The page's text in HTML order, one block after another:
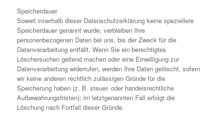
Speicherdauer
Soweit innerhalb dieser Datenschutzerklärung keine speziellere
Speicherdauer genannt wurde, verbleiben Ihre
personenbezogenen Daten bei uns, bis der Zweck für die
Datenverarbeitung entfällt. Wenn Sie ein berechtigtes
Löschersuchen geltend machen oder eine Einwilligung zur
Datenverarbeitung widerrufen, werden Ihre Daten gelöscht, sofern
wir keine anderen rechtlich zulässigen Gründe für die
Speicherung haben (z. B. steuer- oder handelsrechtliche
Aufbewahrungsfristen); im letztgenannten Fall erfolgt die
Löschung nach Fortfall dieser Gründe.